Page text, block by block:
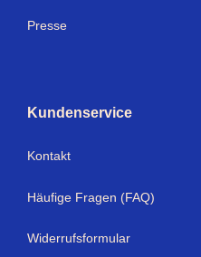
Presse
Kundenservice
Kontakt
Häufige Fragen (FAQ)
Widerrufsformular